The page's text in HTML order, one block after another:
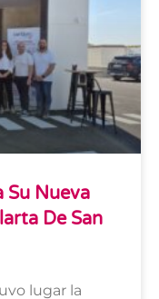
Su Nueva
De San
lugar la